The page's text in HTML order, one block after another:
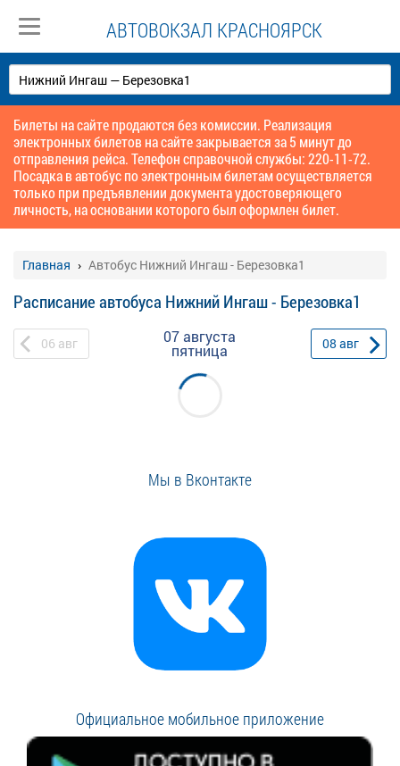
АВТОВОКЗАЛ КРАСНОЯРСК
Билеты на сайте продаются без комиссии. Реализация
электронных билетов на сайте закрывается за 5 минут до
отправления рейса. Телефон справочной службы: 220-11-72.
Посадка в автобус по электронным билетам осуществляется
только при предъявлении документа удостоверяющего
личность, на основании которого был оформлен билет.
Главная Автобус Нижний Ингаш - Березовка1
Расписание автобуса Нижний Ингаш - Березовка1
06 авг 07 августа
пятница 08 авг
Мы в Вконтакте
Официальное мобильное приложение